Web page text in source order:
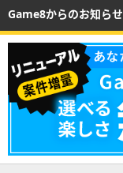
Game8からのお知らせ